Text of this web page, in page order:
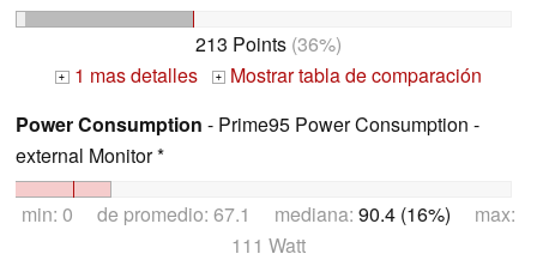
213 Points (36%)
+ 1 mas detalles +
Mostrar tabla de comparación
Power Consumption - Prime95 Power Consumption -
external Monitor *
min: 0 de promedio: 67.1 mediana: 90.4 (16%) max:
111 Watt